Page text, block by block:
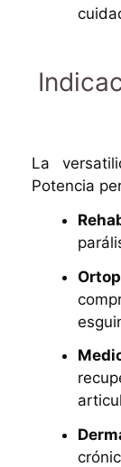
La
Potencia